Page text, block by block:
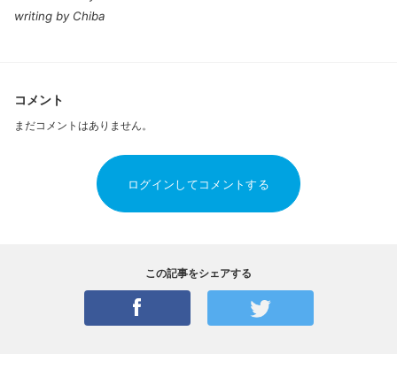
writing by Chiba
コメント
まだコメントはありません。
ログインしてコメントする
この記事をシェアする